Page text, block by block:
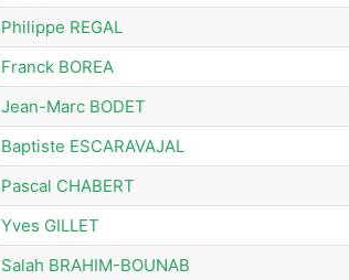
Philippe REGAL
Franck BOREA
Jean-Marc BODET
Baptiste ESCARAVAJAL
Pascal CHABERT
Yves GILLET
Salah BRAHIM-BOUNAB